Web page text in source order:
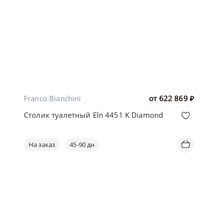
от 622 869 ₽
Franco Bianchini
Столик туалетный Eln 4451 K Diamond
На заказ 45-90 дн